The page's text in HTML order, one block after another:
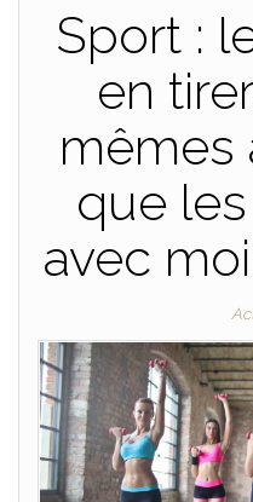
Sport :
en
mêmes
que
avec